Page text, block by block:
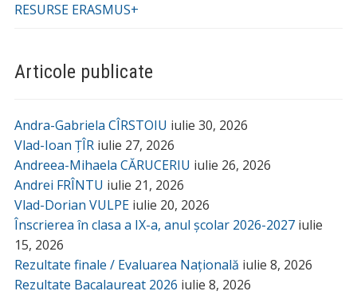
RESURSE ERASMUS+
Articole publicate
Andra-Gabriela CÎRSTOIU iulie 30, 2026
Vlad-Ioan ȚÎR iulie 27, 2026
Andreea-Mihaela CĂRUCERIU iulie 26, 2026
Andrei FRÎNTU iulie 21, 2026
Vlad-Dorian VULPE iulie 20, 2026
Înscrierea în clasa a IX-a, anul școlar 2026-2027 iulie
15, 2026
Rezultate finale / Evaluarea Națională iulie 8, 2026
Rezultate Bacalaureat 2026 iulie 8, 2026